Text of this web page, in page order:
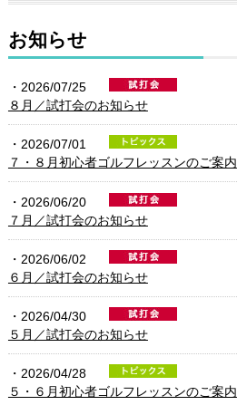
お知らせ
・2026/07/25
８月／試打会のお知らせ
・2026/07/01
７・８月初心者ゴルフレッスンのご案内
・2026/06/20
７月／試打会のお知らせ
・2026/06/02
６月／試打会のお知らせ
・2026/04/30
５月／試打会のお知らせ
・2026/04/28
５・６月初心者ゴルフレッスンのご案内